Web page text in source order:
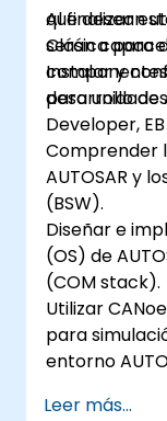
que desean
Clásica para
para
Al finalizar
serán
Instalar y
desarrollo de
Developer,
Comprender
AUTOSAR y
(BSW).
Diseñar e
(OS) de
(COM stack).
Utilizar
para
entorno
Leer más...